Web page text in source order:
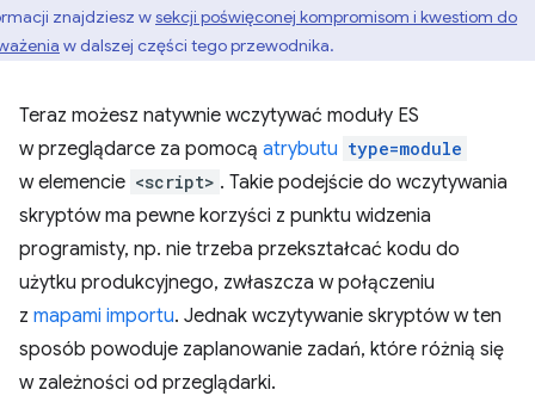
znajdziesz wsekcji poświęconej kompromisom i kwestiom do
w dalszej części tego przewodnika.
Teraz możesz natywnie wczytywać moduły ES
w przeglądarce za pomocą atrybutu type=module
w elemencie <script> . Takie podejście do wczytywania
skryptów ma pewne korzyści z punktu widzenia
programisty, np. nie trzeba przekształcać kodu do
użytku produkcyjnego, zwłaszcza w połączeniu
z mapami importu. Jednak wczytywanie skryptów w ten
sposób powoduje zaplanowanie zadań, które różnią się
w zależności od przeglądarki.